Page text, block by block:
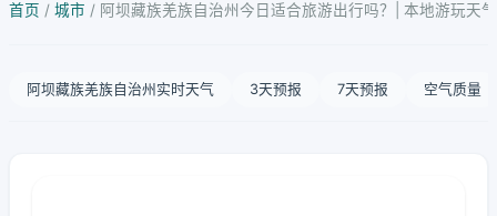
首页 / 城市 / 阿坝藏族羌族自治州今日适合旅游出行吗？| 本地游玩天
阿坝藏族羌族自治州实时天气 3天预报 7天预报 空气质量